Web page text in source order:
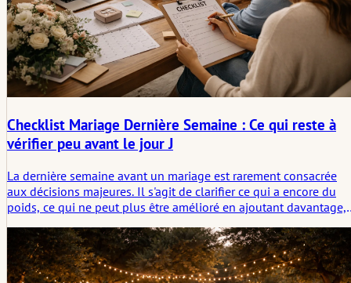
Checklist Mariage Dernière Semaine : Ce qui reste à
vérifier peu avant le jour J
La dernière semaine avant un mariage est rarement consacrée
aux décisions majeures. Il s'agit de clarifier ce qui a encore du
poids, ce qui ne peut plus être amélioré en ajoutant davantage,
façonner la journée en silence. Cet article examine ce qui mérite
encore attention peu avant le mariage et pourquoi le non-dit
compte souvent le plus à ce stade.